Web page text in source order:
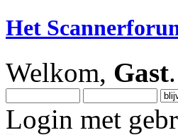
Het
Welkom, Gast
Login met